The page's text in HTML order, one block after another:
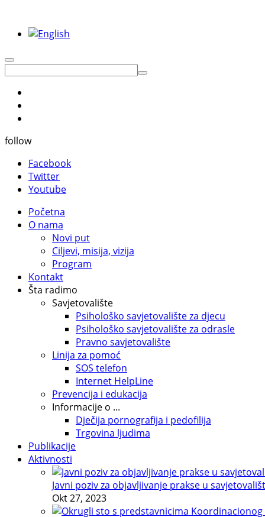
follow
Facebook
Twitter
Youtube
Početna
O nama
Novi put
Ciljevi, misija, vizija
Program
Kontakt
Šta radimo
Savjetovalište
Psihološko savjetovalište za djecu
Psihološko savjetovalište za odrasle
Pravno savjetovalište
Linija za pomoć
SOS telefon
Internet HelpLine
Prevencija i edukacija
Informacije o ...
Dječija pornografija i pedofilija
Trgovina ljudima
Publikacije
Aktivnosti
Javni poziv za objavljivanje prakse u
Okt 27, 2023